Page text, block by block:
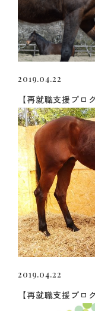
2019.04.22
【再就職支援プロ
2019.04.22
【再就職支援プロ